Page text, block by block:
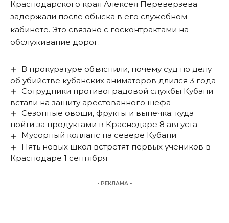
Краснодарского края Алексея Переверзева
задержали после обыска в его служебном
кабинете. Это связано с госконтрактами на
обслуживание дорог.
В прокуратуре объяснили, почему суд по делу
об убийстве кубанских аниматоров длился 3 года
Сотрудники противоградовой службы Кубани
встали на защиту арестованного шефа
Сезонные овощи, фрукты и выпечка: куда
пойти за продуктами в Краснодаре 8 августа
Мусорный коллапс на севере Кубани
Пять новых школ встретят первых учеников в
Краснодаре 1 сентября
- РЕКЛАМА -